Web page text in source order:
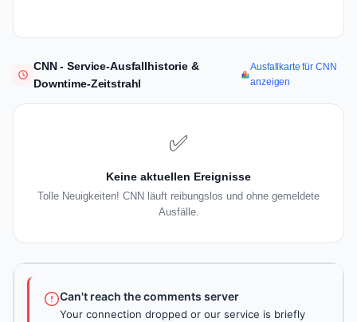
CNN - Service-Ausfallhistorie &
Downtime-Zeitstrahl
Ausfallkarte für CNN
anzeigen
✅
Keine aktuellen Ereignisse
Tolle Neuigkeiten! CNN läuft reibungslos und ohne gemeldete
Ausfälle.
Can't reach the comments server
Your connection dropped or our service is briefly